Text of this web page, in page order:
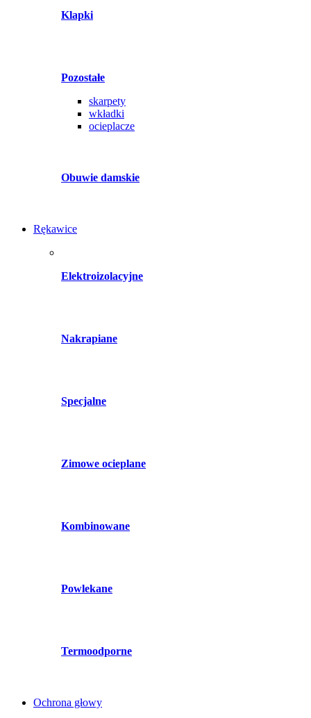
Klapki
Pozostałe
skarpety
wkładki
ocieplacze
Obuwie damskie
Rękawice
Elektroizolacyjne
Nakrapiane
Specjalne
Zimowe ocieplane
Kombinowane
Powlekane
Termoodporne
Ochrona głowy